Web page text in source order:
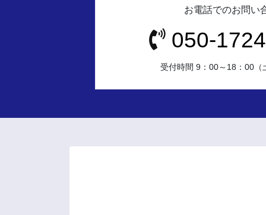
お電話でのお問い
050-
受付時間 9：00～18：00（